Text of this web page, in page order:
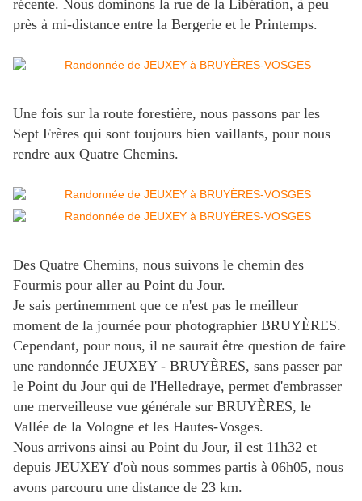
récente. Nous dominons la rue de la Libération, à peu
près à mi-distance entre la Bergerie et le Printemps.
Une fois sur la route forestière, nous passons par les
Sept Frères qui sont toujours bien vaillants, pour nous
rendre aux Quatre Chemins.
Des Quatre Chemins, nous suivons le chemin des
Fourmis pour aller au Point du Jour.
Je sais pertinemment que ce n'est pas le meilleur
moment de la journée pour photographier BRUYÈRES.
Cependant, pour nous, il ne saurait être question de faire
une randonnée JEUXEY - BRUYÈRES, sans passer par
le Point du Jour qui de l'Helledraye, permet d'embrasser
une merveilleuse vue générale sur BRUYÈRES, le
Vallée de la Vologne et les Hautes-Vosges.
Nous arrivons ainsi au Point du Jour, il est 11h32 et
depuis JEUXEY d'où nous sommes partis à 06h05, nous
avons parcouru une distance de 23 km.